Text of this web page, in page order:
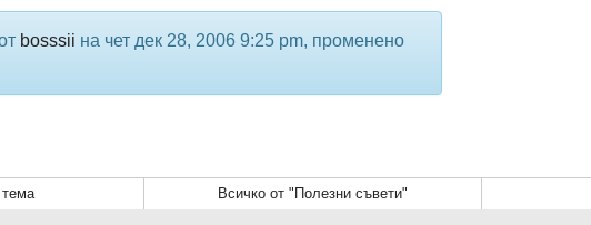
bosssii на чет дек 28, 2006 9:25 pm, променено
Всичко от "Полезни съвети"